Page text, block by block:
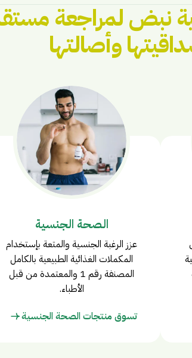
نبض لمراجعة
وأصالتها
الصحة الجنسية
عزز الرغبة الجنسية والمتعة بإستخدام
المكملات الغذائية الطبيعية بالكامل
المصنفة رقم 1 والمعتمدة من قبل
الأطباء.
تسوق منتجات الصحة الجنسية